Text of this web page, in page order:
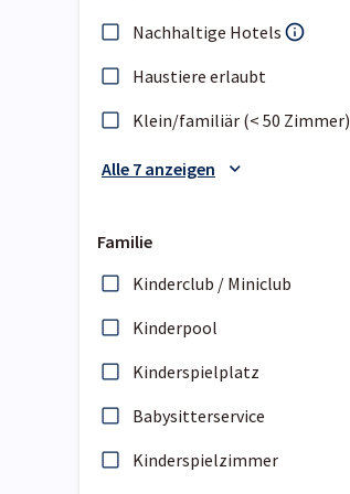
Nachhaltige Hotels
Haustiere erlaubt
Klein/familiär (< 50 Zimmer)
Alle 7 anzeigen
Familie
Kinderclub / Miniclub
Kinderpool
Kinderspielplatz
Babysitterservice
Kinderspielzimmer